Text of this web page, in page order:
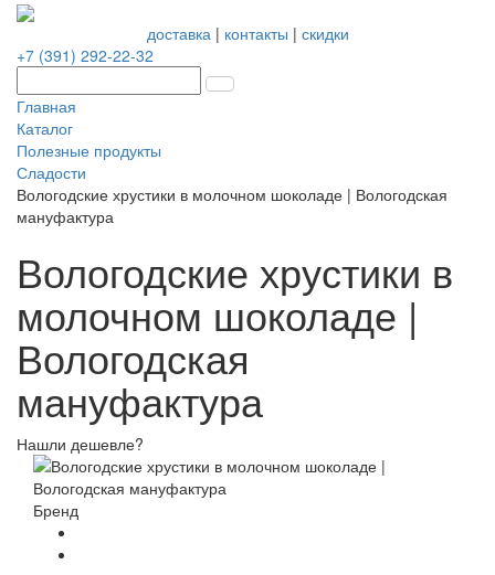
доставка| контакты | скидки
+7 (391) 292-22-32
Главная
Каталог
Полезные продукты
Сладости
Вологодские хрустики в молочном шоколаде | Вологодская
мануфактура
Вологодские хрустики в
молочном шоколаде |
Вологодская
мануфактура
Нашли дешевле?
Бренд